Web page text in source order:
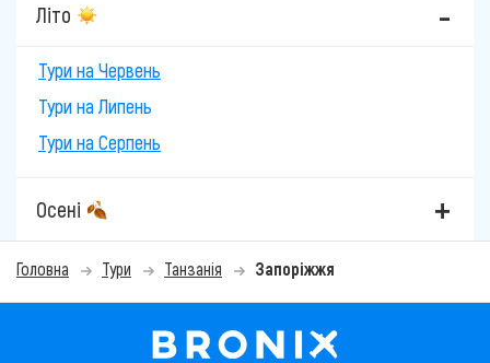
Літо
Тури на Червень
Тури на Липень
Тури на Серпень
Осені
Головна Тури Танзанія Запоріжжя